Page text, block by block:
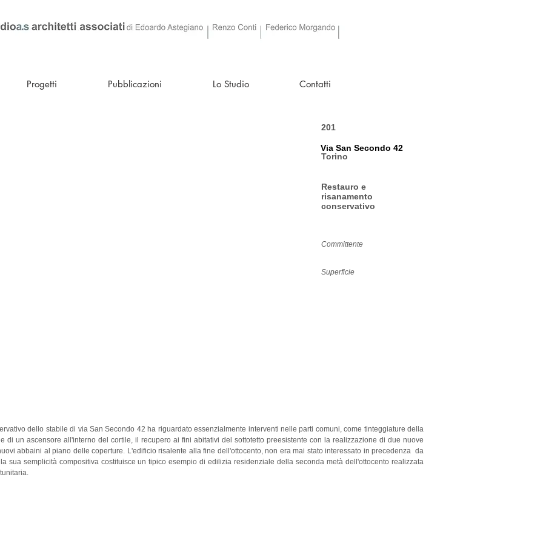
Via San Secondo 42
201
Torino
Restauro e
risanamento
conservativo
Committente
Superficie
dello stabile di via San Secondo 42 ha riguardato essenzialmente interventi nelle parti comuni, come tinteggiature della
di un ascensore all'interno del cortile, il recupero ai fini abitativi del sottotetto preesistente con la realizzazione di due nuove
abbaini al piano delle coperture. L'edificio risalente alla fine dell'ottocento, non era mai stato interessato in precedenza da
sua semplicità compositiva costituisce un tipico esempio di edilizia residenziale della seconda metà dell'ottocento realizzata
Progetti Pubblicazioni Lo Studio Contatti